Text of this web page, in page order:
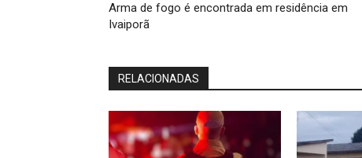
Arma de fogo é encontrada em residência em
Ivaiporã
RELACIONADAS